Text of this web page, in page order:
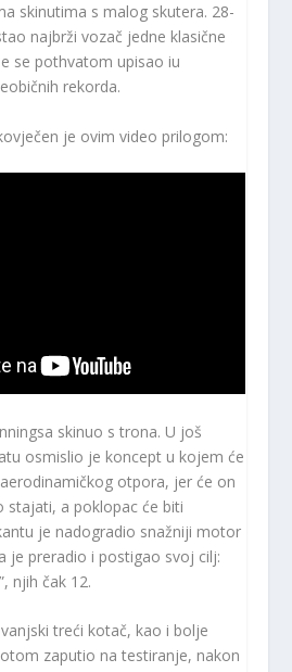
skinutima s malog skutera. 28-
najbrži vozač jedne klasične
se pothvatom upisao iu
rekorda.
je ovim video prilogom:
skinuo s trona. U još
osmislio je koncept u kojem će
otpora, jer će on
a poklopac će biti
je nadogradio snažniji motor
je preradio i postigao svoj cilj:
njih čak 12.
treći kotač, kao i bolje
zaputio na testiranje, nakon